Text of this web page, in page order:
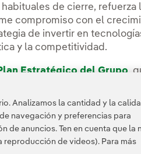
de cierre, refuerza
compromiso con el
de invertir en
y la competitividad.
Estratégico del Grupo ,
y atractivos.
Analizamos la cantidad y la
navegación y preferencias para
de anuncios. Ten en cuenta que la
de videos). Para más